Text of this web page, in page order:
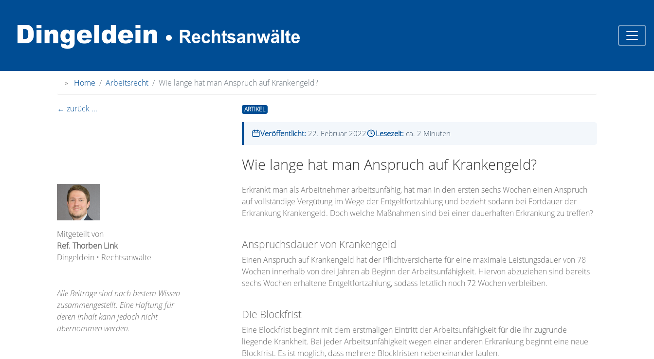
» Home Arbeitsrecht Wie lange hat man Anspruch auf Krankengeld?
ARTIKEL
Veröffentlicht: 22. Februar 2022 Lesezeit: ca. 2 Minuten
Wie lange hat man Anspruch auf Krankengeld?
← zurück ...
Erkrankt man als Arbeitnehmer arbeitsunfähig, hat man in den ersten sechs Wochen einen Anspruch
auf vollständige Vergütung im Wege der Entgeltfortzahlung und bezieht sodann bei Fortdauer der
Erkrankung Krankengeld. Doch welche Maßnahmen sind bei einer dauerhaften Erkrankung zu treffen?
Anspruchsdauer von Krankengeld
Einen Anspruch auf Krankengeld hat der Pflichtversicherte für eine maximale Leistungsdauer von 78
Wochen innerhalb von drei Jahren ab Beginn der Arbeitsunfähigkeit. Hiervon abzuziehen sind bereits
sechs Wochen erhaltene Entgeltfortzahlung, sodass letztlich noch 72 Wochen verbleiben.
Die Blockfrist
Eine Blockfrist beginnt mit dem erstmaligen Eintritt der Arbeitsunfähigkeit für die ihr zugrunde
liegende Krankheit. Bei jeder Arbeitsunfähigkeit wegen einer anderen Erkrankung beginnt eine neue
Blockfrist. Es ist möglich, dass mehrere Blockfristen nebeneinander laufen.
Mitgeteilt von
Ref. Thorben Link
Dingeldein • Rechtsanwälte
Alle Beiträge sind nach bestem Wissen
zusammengestellt. Eine Haftung für
deren Inhalt kann jedoch nicht
übernommen werden.